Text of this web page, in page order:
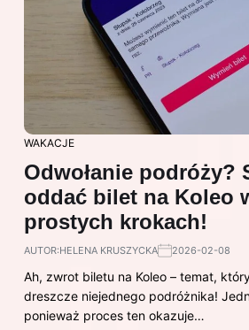
WAKACJE
Odwołanie podróży?
oddać bilet na Koleo
prostych krokach!
AUTOR:HELENA KRUSZYCKA 2026-02-08
Ah, zwrot biletu na Koleo – temat,
dreszcze niejednego podróżnika!
ponieważ proces ten okazuje…